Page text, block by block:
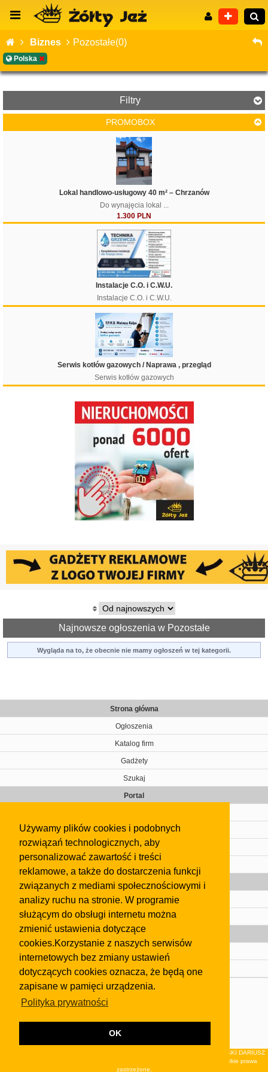
Używamy plików cookies i podobnych
rozwiązań technologicznych, aby
personalizować zawartość i treści
reklamowe, a także do dostarczenia funkcji
związanych z mediami społecznościowymi i
analizy ruchu na stronie. W programie
służącym do obsługi internetu można
zmienić ustawienia dotyczące
cookies.Korzystanie z naszych serwisów
internetowych bez zmiany ustawień
dotyczących cookies oznacza, że będą one
zapisane w pamięci urządzenia.
Polityka prywatności
OK
Wyszukiwanie zaawansowane
Biznes Pozostałe(0)
Polska
Filtry
PROMOBOX
Lokal handlowo-usługowy 40 m² – Chrzanów
Do wynajęcia lokal ...
1.300 PLN
Instalacje C.O. i C.W.U.
Instalacje C.O. i C.W.U.
Serwis kotłów gazowych / Naprawa , przegląd
Serwis kotłów gazowych
Najnowsze ogłoszenia w Pozostałe
Wygląda na to, że obecnie nie mamy ogłoszeń w tej kategorii.
Strona główna
Ogłoszenia
Katalog firm
Gadżety
Szukaj
Portal
Kontakt
Regulamin
Gazeta
Olkusz
Kontakt
Strefa dla biznesu
Biura nieruchomości
Dealerzy i autokomisy
Skontaktuj się z nami
regulaminuiPolityki Prywatności.
Klauzula FB
© 2026Wydawnictwo NEON sp. z o.o. (dawniej: FIRMA NEON MAREK KLUCZEWSKI DARIUSZ
KRAWCZYK s.c.) z siedzibą w Olkuszu, ul.Żuradzka 15, 32-300 Olkusz . Wszystkie prawa
zastrzeżone.